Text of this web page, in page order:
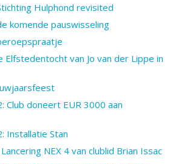
Hulphond revisited
komende pauswisseling
Elfstedentocht van Jo van der Lippe in
Club doneert EUR 3000 aan
Installatie Stan
NEX 4 van clublid Brian Issac